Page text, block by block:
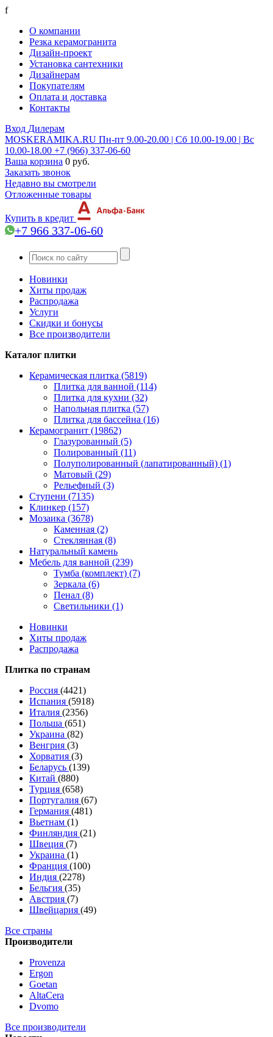
f
О компании
Резка керамогранита
Дизайн-проект
Установка сантехники
Дизайнерам
Покупателям
Оплата и доставка
Контакты
Вход Дилерам
MOSKERAMIKA.RU Пн-пт 9.00-20.00 | Сб 10.00-19.00 | Вс
10.00-18.00 +7 (966) 337-06-60
Ваша корзина 0 руб.
Заказать звонок
Недавно вы смотрели
Отложенные товары
Купить в кредит
+7 966 337-06-60
Новинки
Хиты продаж
Распродажа
Услуги
Скидки и бонусы
Все производители
Каталог плитки
Керамическая плитка (5819)
Плитка для ванной (114)
Плитка для кухни (32)
Напольная плитка (57)
Плитка для бассейна (16)
Керамогранит (19862)
Глазурованный (5)
Полированный (11)
Полуполированный (лапатированный) (1)
Матовый (29)
Рельефный (3)
Ступени (7135)
Клинкер (157)
Мозаика (3678)
Каменная (2)
Стеклянная (8)
Натуральный камень
Мебель для ванной (239)
Тумба (комплект) (7)
Зеркала (6)
Пенал (8)
Светильники (1)
Новинки
Хиты продаж
Распродажа
Плитка по странам
Россия (4421)
Испания (5918)
Италия (2356)
Польша (651)
Украина (82)
Венгрия (3)
Хорватия (3)
Беларусь (139)
Китай (880)
Турция (658)
Португалия (67)
Германия (481)
Вьетнам (1)
Финляндия (21)
Швеция (7)
Украина (1)
Франция (100)
Индия (2278)
Бельгия (35)
Австрия (7)
Швейцария (49)
Все страны
Производители
Provenza
Ergon
Goetan
AltaСera
Dvomo
Все производители